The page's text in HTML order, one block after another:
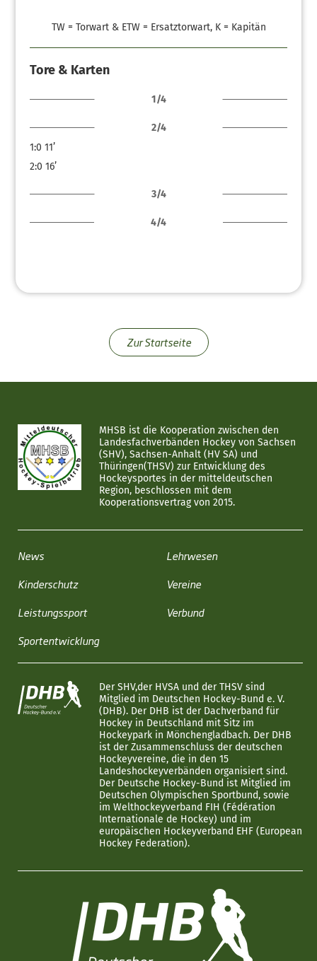
TW = Torwart & ETW = Ersatztorwart, K = Kapitän
Tore & Karten
1/4
2/4
1:0 11’
2:0 16’
3/4
4/4
Zur Startseite
MHSB ist die Kooperation zwischen den
Landesfachverbänden Hockey von Sachsen
(SHV), Sachsen-Anhalt (HV SA) und
Thüringen(THSV) zur Entwicklung des
Hockeysportes in der mitteldeutschen
Region, beschlossen mit dem
Kooperationsvertrag von 2015.
News
Kinderschutz
Leistungssport
Sportentwicklung
Lehrwesen
Vereine
Verbund
Der SHV,der HVSA und der THSV sind
Mitglied im Deutschen Hockey-Bund e. V.
(DHB). Der DHB ist der Dachverband für
Hockey in Deutschland mit Sitz im
Hockeypark in Mönchengladbach. Der DHB
ist der Zusammenschluss der deutschen
Hockeyvereine, die in den 15
Landeshockeyverbänden organisiert sind.
Der Deutsche Hockey-Bund ist Mitglied im
Deutschen Olympischen Sportbund, sowie
im Welthockeyverband FIH (Fédération
Internationale de Hockey) und im
europäischen Hockeyverband EHF (European
Hockey Federation).